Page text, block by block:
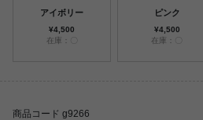
アイボリー
¥4,500
在庫：〇
ピンク
¥4,500
在庫：〇
商品コード g9266